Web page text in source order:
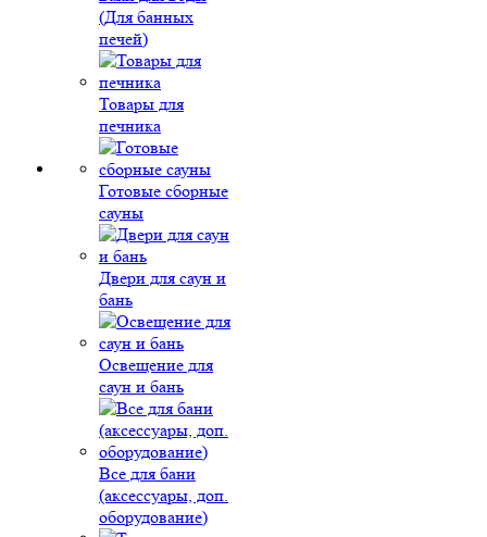
(Для банных
печей)
Товары для
печника
Готовые сборные
сауны
Двери для саун и
бань
Освещение для
саун и бань
Все для бани
(аксессуары, доп.
оборудование)